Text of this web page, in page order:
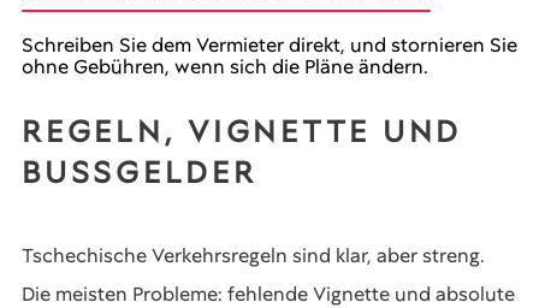
Schreiben Sie dem Vermieter direkt, und stornieren Sie
ohne Gebühren, wenn sich die Pläne ändern.
REGELN, VIGNETTE UND
BUSSGELDER
Tschechische Verkehrsregeln sind klar, aber streng.
Die meisten Probleme: fehlende Vignette und absolute